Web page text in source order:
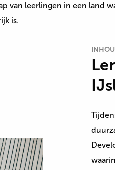
van leerlingen in een land
is.